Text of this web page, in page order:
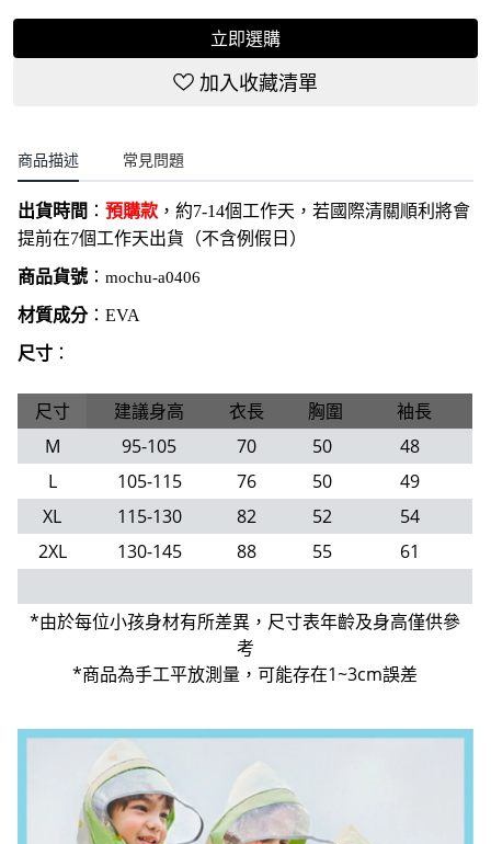
立即選購
加入收藏清單
商品描述 常見問題
出貨時間 ： 預購款 ，約7-14個工作天，若國際清關順利將會
提前在7個工作天出貨（不含例假日）
商品貨號： mochu-a0406
材質成分：EVA
尺寸 ：
尺寸 建議身高 衣長 胸圍
袖長
M
95-105 70 50
48
L
105-115 76 50
49
XL
115-130 82 52
54
2XL
130-145 88 55 61
*由於每位小孩身材有所差異，尺寸表年齡及身高僅供參
考
*商品為手工平放測量，可能存在1~3cm誤差